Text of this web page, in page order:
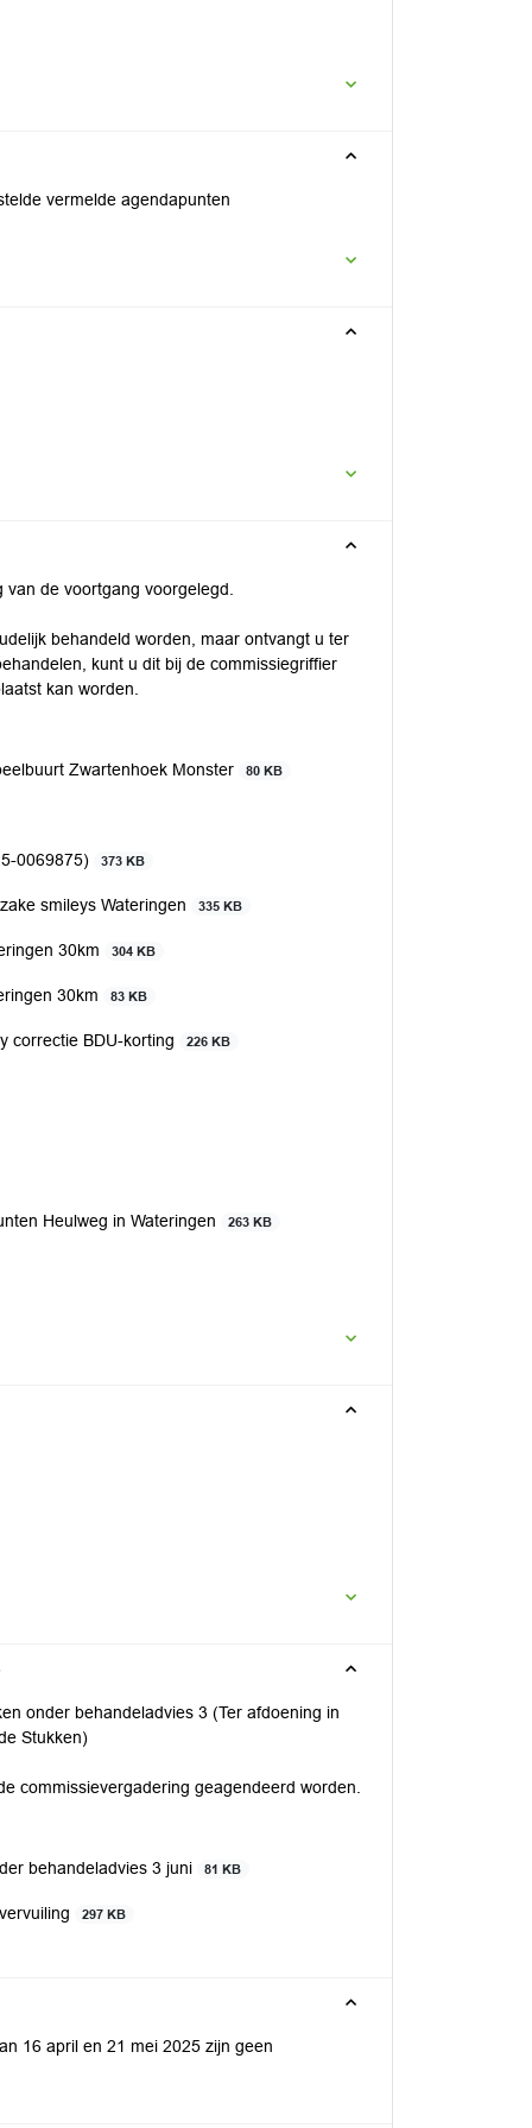
vermelde agendapunten
de voortgang voorgelegd.
behandeld worden, maar ontvangt u ter
kunt u dit bij de commissiegriffier
kan worden.
Zwartenhoek Monster 80 KB
0069875) 373 KB
smileys Wateringen 335 KB
30km 304 KB
30km 83 KB
correctie BDU-korting 226 KB
Heulweg in Wateringen 263 KB
onder behandeladvies 3 (Ter afdoening in
Stukken)
commissievergadering geagendeerd worden.
behandeladvies 3 juni 81 KB
297 KB
16 april en 21 mei 2025 zijn geen